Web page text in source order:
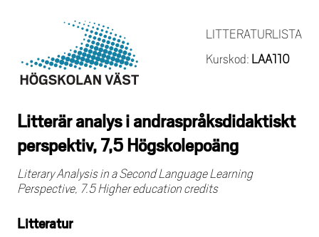
LITTERATURLISTA
Kurskod: LAA110
Litterär analys i andraspråksdidaktiskt
perspektiv, 7,5 Högskolepoäng
Literary Analysis in a Second Language Learning
Perspective, 7.5 Higher education credits
Litteratur